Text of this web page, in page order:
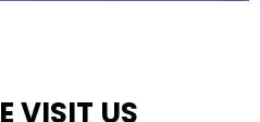
VISIT US